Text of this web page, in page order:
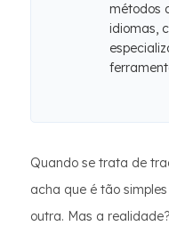
métodos
idiomas,
Quando se trata de
acha que é tão
outra. Mas a